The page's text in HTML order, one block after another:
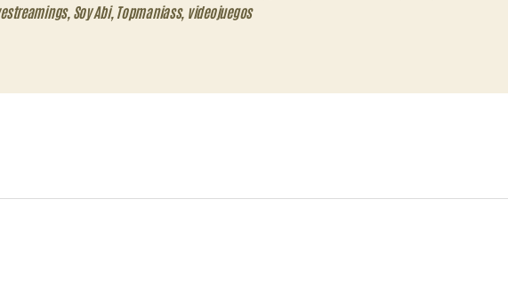
, Soy Abi, Topmaniass, videojuegos